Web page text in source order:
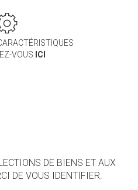
VOUS ICI
DE BIENS ET AUX
DE VOUS IDENTIFIER.